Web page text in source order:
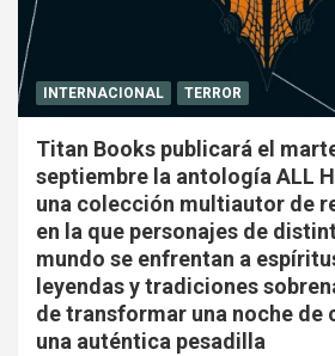
INTERNACIONAL TERROR
Titan Books publicará el
septiembre la antología ALL
una colección multiautor de
en la que personajes de
mundo se enfrentan a
leyendas y tradiciones
de transformar una noche de
una auténtica pesadilla